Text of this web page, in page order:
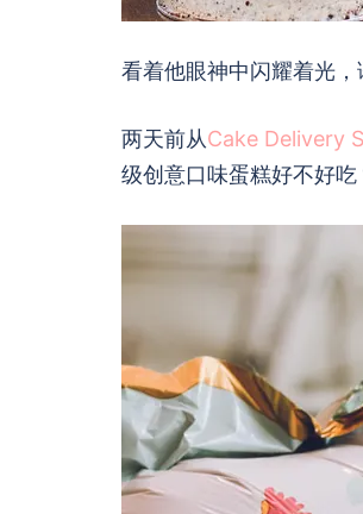
看着他眼神中闪耀着光
两天前从Cake Delivery
级创意口味蛋糕好不好